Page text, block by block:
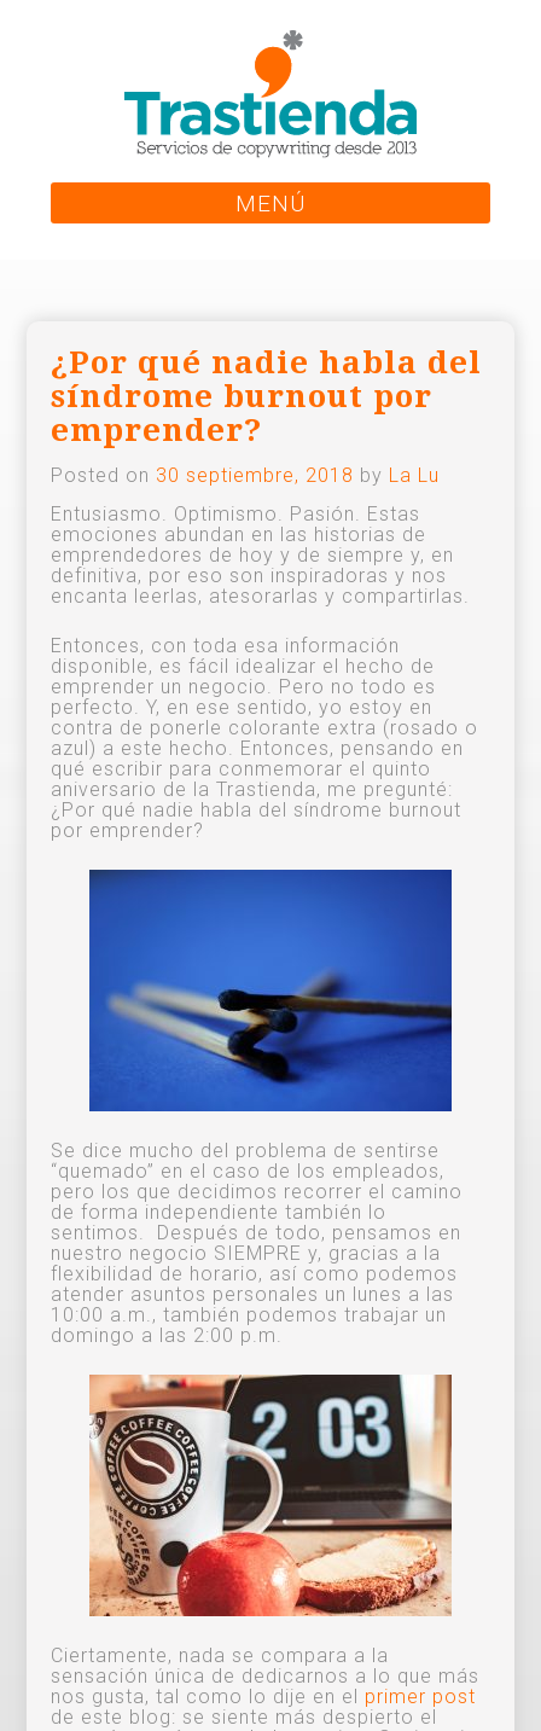
MENÚ
¿Por qué nadie habla del
síndrome burnout por
emprender?
Posted on 30 septiembre, 2018 by La Lu
Entusiasmo. Optimismo. Pasión. Estas
emociones abundan en las historias de
emprendedores de hoy y de siempre y, en
definitiva, por eso son inspiradoras y nos
encanta leerlas, atesorarlas y compartirlas.
Entonces, con toda esa información
disponible, es fácil idealizar el hecho de
emprender un negocio. Pero no todo es
perfecto. Y, en ese sentido, yo estoy en
contra de ponerle colorante extra (rosado o
azul) a este hecho. Entonces, pensando en
qué escribir para conmemorar el quinto
aniversario de la Trastienda, me pregunté:
¿Por qué nadie habla del síndrome burnout
por emprender?
Se dice mucho del problema de sentirse
“quemado” en el caso de los empleados,
pero los que decidimos recorrer el camino
de forma independiente también lo
sentimos. Después de todo, pensamos en
nuestro negocio SIEMPRE y, gracias a la
flexibilidad de horario, así como podemos
atender asuntos personales un lunes a las
10:00 a.m., también podemos trabajar un
domingo a las 2:00 p.m.
Ciertamente, nada se compara a la
sensación única de dedicarnos a lo que más
nos gusta, tal como lo dije en el primer post
de este blog: se siente más despierto el